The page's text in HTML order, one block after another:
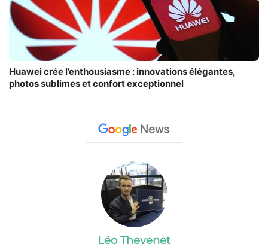
Huawei crée l’enthousiasme : innovations élégantes,
photos sublimes et confort exceptionnel
Léo Thevenet